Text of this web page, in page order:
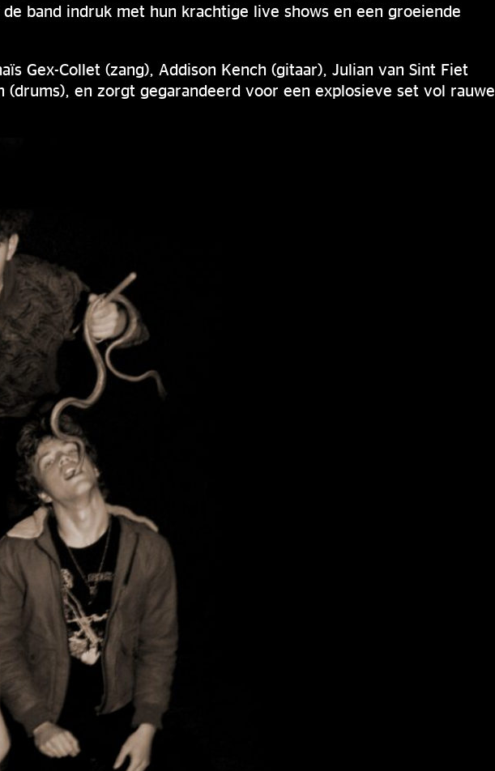
band indruk met hun krachtige live shows en een groeiende
Gex-Collet (zang), Addison Kench (gitaar), Julian van Sint Fiet
(drums), en zorgt gegarandeerd voor een explosieve set vol rauwe